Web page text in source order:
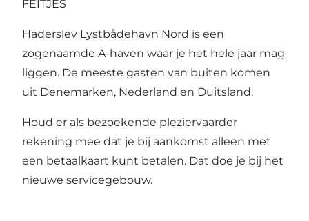
FEITJES
Haderslev Lystbådehavn Nord is een
zogenaamde A-haven waar je het hele jaar mag
liggen. De meeste gasten van buiten komen
uit Denemarken, Nederland en Duitsland.
Houd er als bezoekende pleziervaarder
rekening mee dat je bij aankomst alleen met
een betaalkaart kunt betalen. Dat doe je bij het
nieuwe servicegebouw.